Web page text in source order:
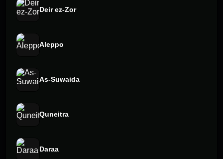
Deir ez-Zor
Aleppo
As-Suwaida
Quneitra
Daraa